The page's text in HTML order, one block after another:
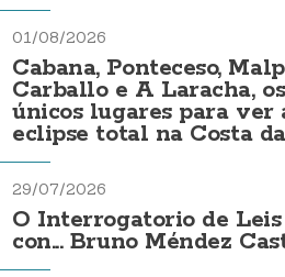
01/08/2026
Cabana, Ponteceso,
Carballo e A Laracha, os
únicos lugares para ver
eclipse total na Costa
29/07/2026
O Interrogatorio de Leis
con... Bruno Méndez